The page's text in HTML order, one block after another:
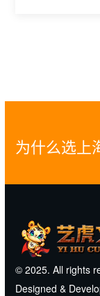
为什么选上
© 2025. All rights
Designed &